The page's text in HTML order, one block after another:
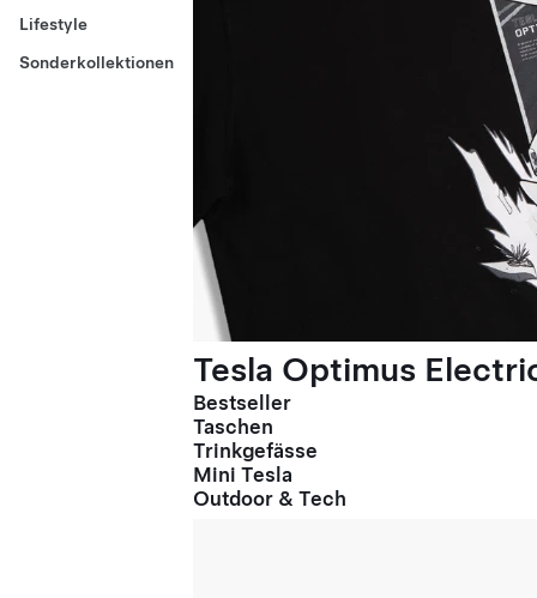
Lifestyle
Sonderkollektionen
Tesla Optimus
Bestseller
Taschen
Trinkgefässe
Mini Tesla
Outdoor & Tech